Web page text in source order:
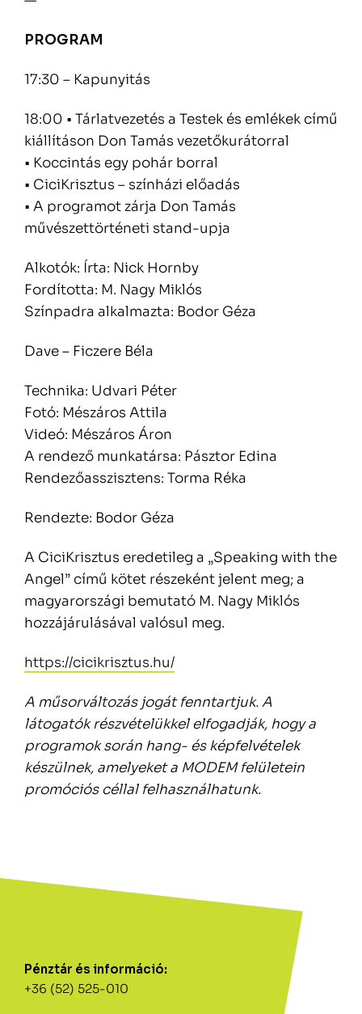
Pénztár és információ:
+36 (52) 525-010
PROGRAM
17:30 – Kapunyitás
18:00 • Tárlatvezetés a Testek és emlékek című
kiállításon Don Tamás vezetőkurátorral
• Koccintás egy pohár borral
• CiciKrisztus – színházi előadás
• A programot zárja Don Tamás
művészettörténeti stand-upja
Alkotók: Írta: Nick Hornby
Fordította: M. Nagy Miklós
Színpadra alkalmazta: Bodor Géza
Dave – Ficzere Béla
Technika: Udvari Péter
Fotó: Mészáros Attila
Videó: Mészáros Áron
A rendező munkatársa: Pásztor Edina
Rendezőasszisztens: Torma Réka
Rendezte: Bodor Géza
A CiciKrisztus eredetileg a „Speaking with the
Angel” című kötet részeként jelent meg; a
magyarországi bemutató M. Nagy Miklós
hozzájárulásával valósul meg.
https://cicikrisztus.hu/
A műsorváltozás jogát fenntartjuk. A
látogatók részvételükkel elfogadják, hogy a
programok során hang- és képfelvételek
készülnek, amelyeket a MODEM felületein
promóciós céllal felhasználhatunk.